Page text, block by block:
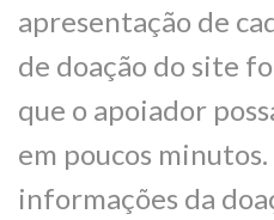
apresentação de
de doação do site
que o apoiador
em poucos
informações da